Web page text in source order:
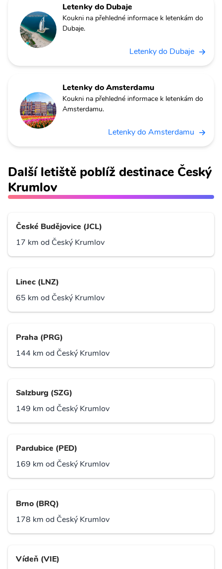
Letenky do Dubaje
Koukni na přehledné informace k letenkám do
Dubaje.
Letenky do Dubaje
Letenky do Amsterdamu
Koukni na přehledné informace k letenkám do
Amsterdamu.
Letenky do Amsterdamu
Další letiště poblíž destinace Český
Krumlov
České Budějovice (JCL)
17 km od Český Krumlov
Linec (LNZ)
65 km od Český Krumlov
Praha (PRG)
144 km od Český Krumlov
Salzburg (SZG)
149 km od Český Krumlov
Pardubice (PED)
169 km od Český Krumlov
Brno (BRQ)
178 km od Český Krumlov
Vídeň (VIE)